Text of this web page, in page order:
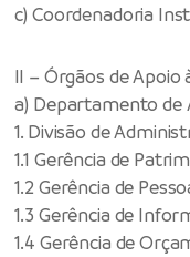
c) Coordenadoria
II – Órgãos de Apoio
a) Departamento de
1. Divisão de
1.1 Gerência de
1.2 Gerência de
1.3 Gerência de
1.4 Gerência de